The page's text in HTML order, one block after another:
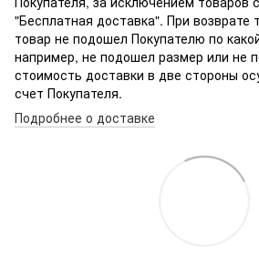
"Бесплатная доставка". При возврате
товар не подошел Покупателю по
например, не подошел размер или не
стоимость доставки в две стороны
счет Покупателя.
Подробнее о доставке